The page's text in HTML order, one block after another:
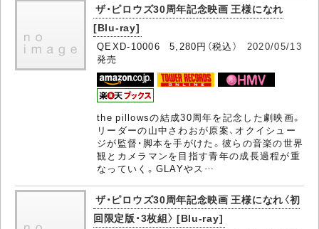
ザ・ピロウズ30周年記念映画 王様になれ
[Blu-ray]
QEXD-10006 5,280円（税込） 2020/05/13
発売
the pillowsの結成30周年を記念した劇映画。
リーダーの山中さわおが原案、オクイシュー
ジが監督・脚本を手がけた。彼らの音楽の世界
観とカメラマンを目指す青年の成長過程が重
なっていく。GLAYやス…
ザ・ピロウズ30周年記念映画 王様になれ〈初
回限定版・3枚組〉 [Blu-ray]